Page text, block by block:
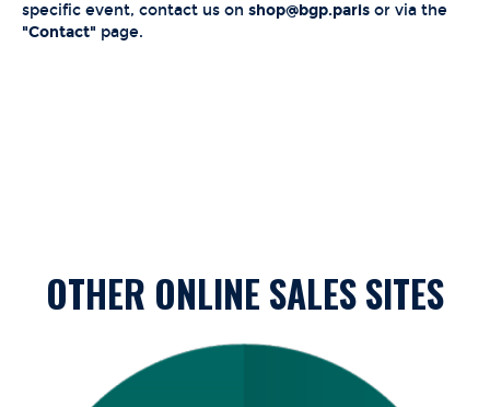
specific event, contact us on shop@bgp.paris or via the
"Contact" page.
OTHER ONLINE SALES SITES